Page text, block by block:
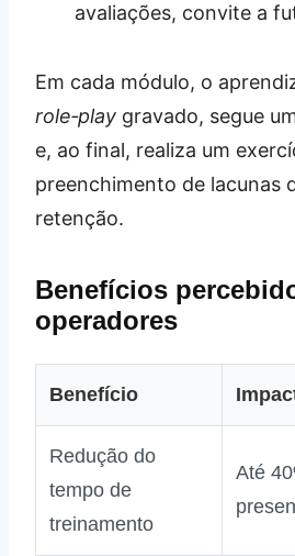
avaliações, convite a
Em cada módulo, o
role‑play gravado, segue
e, ao final, realiza um
preenchimento de lacunas
retenção.
Benefícios
operadores
Benefício
Redução do
tempo de
treinamento
Até